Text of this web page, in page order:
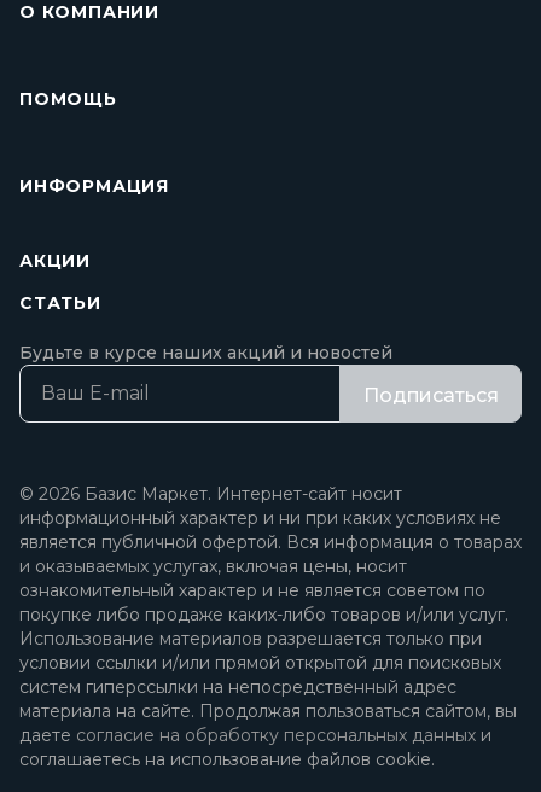
О КОМПАНИИ
ПОМОЩЬ
ИНФОРМАЦИЯ
АКЦИИ
СТАТЬИ
Будьте в курсе наших акций и новостей
Подписаться
© 2026 Базис Маркет. Интернет-сайт носит
информационный характер и ни при каких условиях не
является публичной офертой. Вся информация о товарах
и оказываемых услугах, включая цены, носит
ознакомительный характер и не является советом по
покупке либо продаже каких-либо товаров и/или услуг.
Использование материалов разрешается только при
условии ссылки и/или прямой открытой для поисковых
систем гиперссылки на непосредственный адрес
материала на сайте. Продолжая пользоваться сайтом, вы
даете согласие на обработку персональных данных и
соглашаетесь на использование файлов cookie.